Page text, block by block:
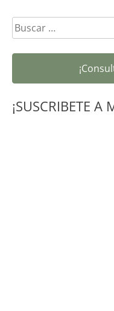
Buscar:
¡SUSCRIBETE A